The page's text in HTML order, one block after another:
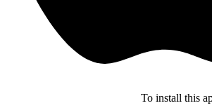
To install this